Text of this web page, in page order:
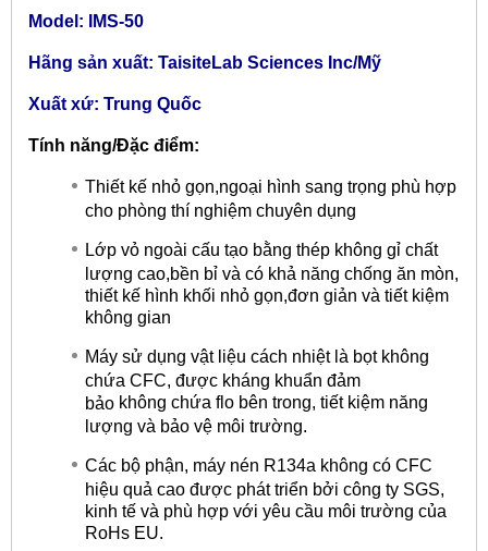
Model: IMS-50
Hãng sản xuất: TaisiteLab Sciences Inc/Mỹ
Xuất xứ: Trung Quốc
Tính năng/Đặc điểm:
Thiết kế nhỏ gọn,ngoại hình sang trọng phù hợp
cho phòng thí nghiệm chuyên dụng
Lớp vỏ ngoài cấu tạo bằng thép không gỉ chất
lượng cao,bền bỉ và có khả năng chống ăn mòn,
thiết kế hình khối nhỏ gọn,đơn giản và tiết kiệm
không gian
Máy sử dụng vật liệu cách nhiệt là bọt không
chứa CFC, được kháng khuẩn đảm
bảo không chứa flo bên trong, tiết kiệm năng
lượng và bảo vệ môi trường.
Các bộ phận, máy nén R134a không có CFC
hiệu quả cao được phát triển bởi công ty SGS,
kinh tế và phù hợp với yêu cầu môi trường của
RoHs EU.